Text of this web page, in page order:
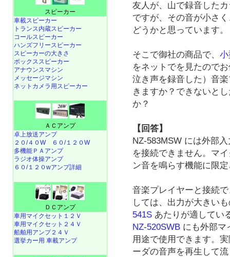
友人が、山で録音した
ですが、その音が小さ
どうかと思っています。
そこで御社の商品で、
をネットでを見たので
泣き声を録音した）音
きますか？できないと
か？
【回答】
NZ-583MSW には外部
を接続できません。マ
ン音を鳴らす機能に限
音楽プレイヤーと接続
しては、出力が大きい
541S あたりが適してい
NZ-520SWB にも外部マ
用途で使用できます。
ーダの音声を再生して
スピーカー
車載スピーカー
トランス内蔵スピーカー
コールスピーカー
ハンズフリースピーカー
スピーカーの大きさ
ボックススピーカー
アナウンスマシン
メッセージマシン
ネットカメラ用スピーカー
ＡＣアンプ
卓上放送アンプ
２０/４０W
６０/１２０W
多機能ＰＡアンプ
ラジオ体操アンプ
６０/１２０wアンプ詳細
ＤＣアンプ
車用マイクセット１２Ｖ
車用マイクセット２４Ｖ
船舶用アンプ２４Ｖ
選挙カー用 車載アンプ